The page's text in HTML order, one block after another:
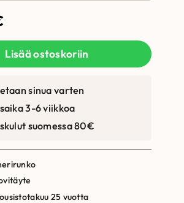
Lisää ostoskoriin
sinua varten
3-6 viikkoa
suomessa 80€
25 vuotta